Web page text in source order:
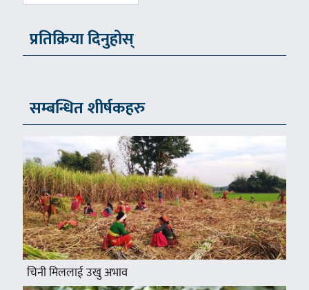
प्रतिक्रिया दिनुहोस्
सम्बन्धित शीर्षकहरु
चिनी मिललाई उखु अभाव